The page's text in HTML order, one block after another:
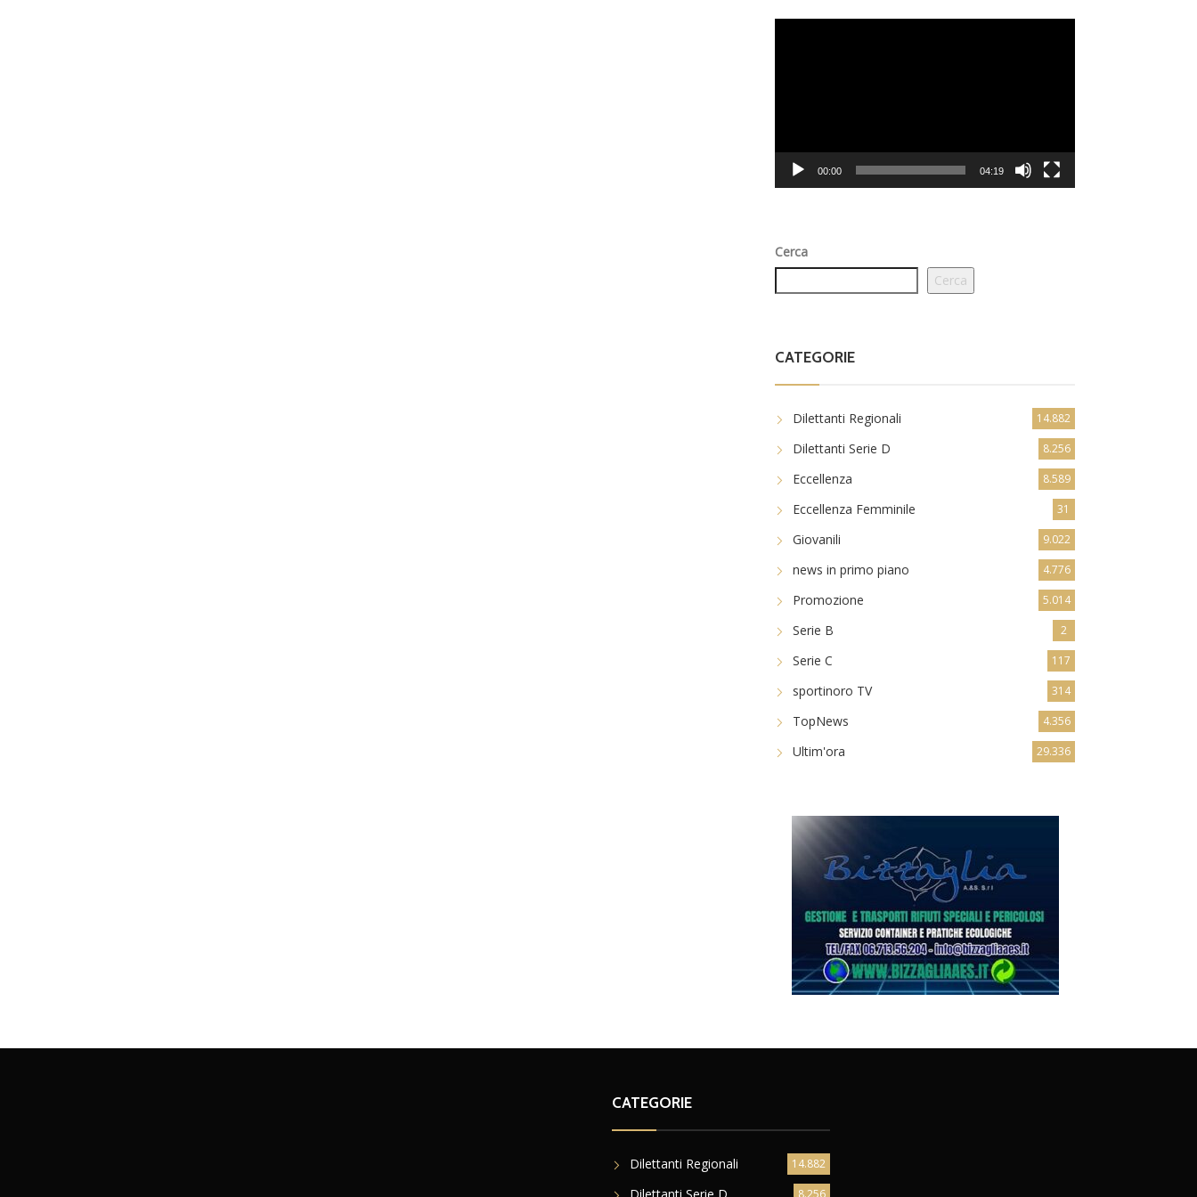
00:00 04:19
Cerca
Cerca
CATEGORIE
Dilettanti Regionali 14.882
Dilettanti Serie D 8.256
Eccellenza 8.589
Eccellenza Femminile 31
Giovanili 9.022
news in primo piano 4.776
Promozione 5.014
Serie B 2
Serie C 117
sportinoro TV 314
TopNews 4.356
Ultim'ora 29.336
CATEGORIE
Dilettanti Regionali 14.882
8.256